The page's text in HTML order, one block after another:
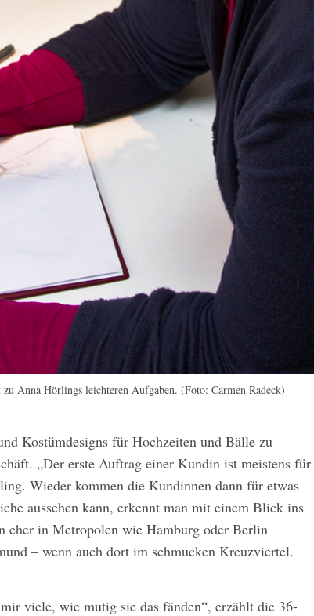
Anna Hörlings leichteren Aufgaben. (Foto: Carmen Radeck)
Kostümdesigns für Hochzeiten und Bälle zu
„Der erste Auftrag einer Kundin ist meistens für
Wieder kommen die Kundinnen dann für etwas
aussehen kann, erkennt man mit einem Blick ins
eher in Metropolen wie Hamburg oder Berlin
– wenn auch dort im schmucken Kreuzviertel.
viele, wie mutig sie das fänden“, erzählt die 36-